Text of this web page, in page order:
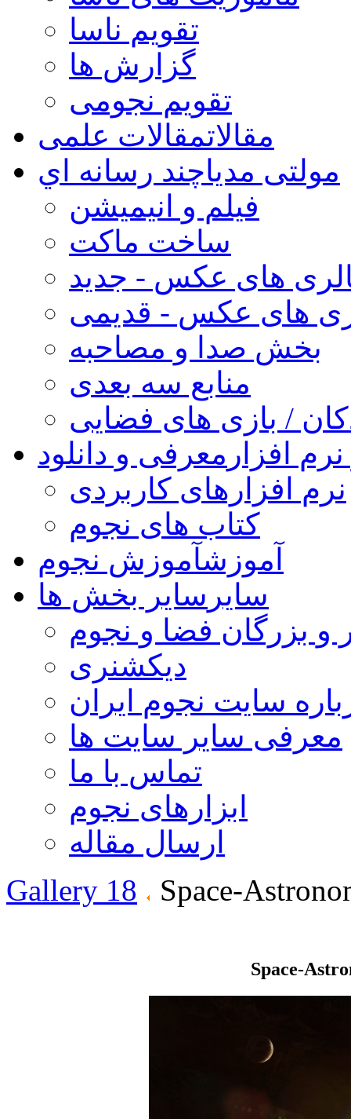
تقویم ناسا
گزارش ها
تقویم نجومی
مقالاتمقالات علمی
مولتی مدیاچند رسانه اي
فیلم و انیمیشن
ساخت ماکت
های عکس - جدید
های عکس - قدیمی
بخش صدا و مصاحبه
منابع سه بعدی
/ بازی های فضایی
افزار معرفی و دانلود
نرم افزارهای کاربردی
کتاب های نجوم
آموزشآموزش نجوم
سایر سایر بخش ها
و بزرگان فضا و نجوم
دیکشنری
سایت نجوم ایران
معرفی سایر سایت ها
تماس با ما
ابزارهای نجوم
ارسال مقاله
Gallery 18
Space-
Space-